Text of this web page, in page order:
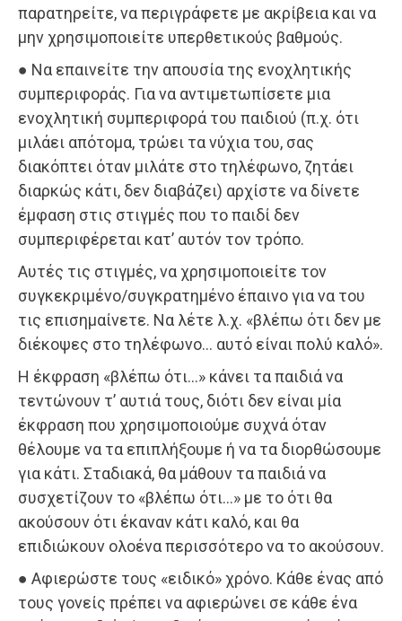
παρατηρείτε, να περιγράφετε με ακρίβεια και να
μην χρησιμοποιείτε υπερθετικούς βαθμούς.
● Να επαινείτε την απουσία της ενοχλητικής
συμπεριφοράς. Για να αντιμετωπίσετε μια
ενοχλητική συμπεριφορά του παιδιού (π.χ. ότι
μιλάει απότομα, τρώει τα νύχια του, σας
διακόπτει όταν μιλάτε στο τηλέφωνο, ζητάει
διαρκώς κάτι, δεν διαβάζει) αρχίστε να δίνετε
έμφαση στις στιγμές που το παιδί δεν
συμπεριφέρεται κατ’ αυτόν τον τρόπο.
Αυτές τις στιγμές, να χρησιμοποιείτε τον
συγκεκριμένο/συγκρατημένο έπαινο για να του
τις επισημαίνετε. Να λέτε λ.χ. «βλέπω ότι δεν με
διέκοψες στο τηλέφωνο… αυτό είναι πολύ καλό».
Η έκφραση «βλέπω ότι…» κάνει τα παιδιά να
τεντώνουν τ’ αυτιά τους, διότι δεν είναι μία
έκφραση που χρησιμοποιούμε συχνά όταν
θέλουμε να τα επιπλήξουμε ή να τα διορθώσουμε
για κάτι. Σταδιακά, θα μάθουν τα παιδιά να
συσχετίζουν το «βλέπω ότι…» με το ότι θα
ακούσουν ότι έκαναν κάτι καλό, και θα
επιδιώκουν ολοένα περισσότερο να το ακούσουν.
● Αφιερώστε τους «ειδικό» χρόνο. Κάθε ένας από
τους γονείς πρέπει να αφιερώνει σε κάθε ένα